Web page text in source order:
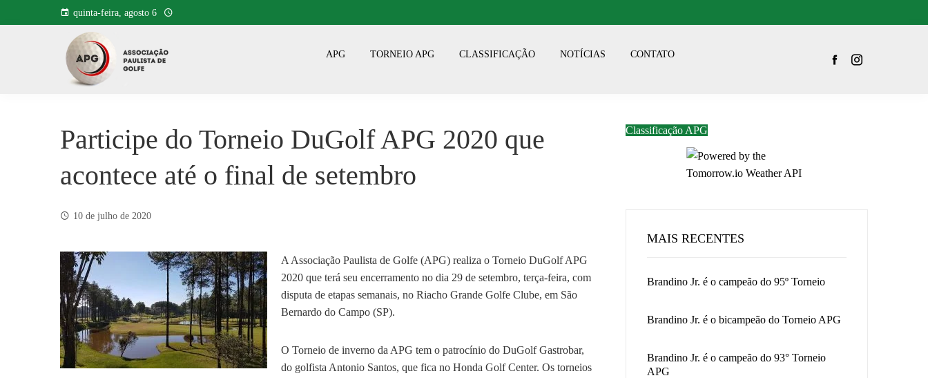
para
quinta-feira, agosto 6
APG TORNEIO APG CLASSIFICAÇÃO NOTÍCIAS CONTATO
Participe do Torneio DuGolf APG 2020 que
acontece até o final de setembro
10 de julho de 2020
A Associação Paulista de Golfe (APG) realiza o Torneio DuGolf APG
2020 que terá seu encerramento no dia 29 de setembro, terça-feira, com
disputa de etapas semanais, no Riacho Grande Golfe Clube, em São
Bernardo do Campo (SP).
O Torneio de inverno da APG tem o patrocínio do DuGolf Gastrobar,
do golfista Antonio Santos, que fica no Honda Golf Center. Os torneios
Classificação APG
MAIS RECENTES
Brandino Jr. é o campeão do 95º Torneio
Brandino Jr. é o bicampeão do Torneio APG
Brandino Jr. é o campeão do 93° Torneio
APG